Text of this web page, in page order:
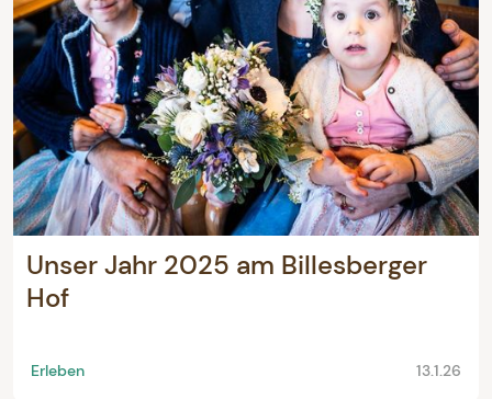
Unser Jahr 2025 am Billesberger
Hof
Erleben 13.1.26